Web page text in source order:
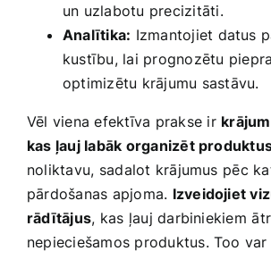
un uzlabotu precizitāti.
Analītika: ‍Izmantojiet datus
kustību, lai prognozētu
optimizētu krājumu sastāvu.
Vēl‍ viena efektīva prakse ⁢ir
kas ļauj labāk organizēt
noliktavu,⁣ sadalot‌ krājumus⁢ pēc
pārdošanas ‍apjoma. Izveidojiet
rādītājus, kas ⁢ļauj darbiniekiem
nepieciešamos produktus. Too